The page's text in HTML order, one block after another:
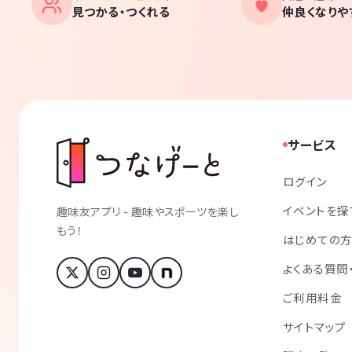
見つかる・つくれる 仲良くなり
趣味友アプリ - 趣味やスポーツを楽し
もう！
サービス
ログイン
イベントを
はじめての
よくある質
ご利用料金
サイトマップ